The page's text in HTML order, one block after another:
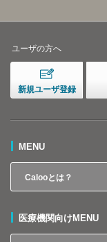
ユーザの方へ
新規ユーザ登録
MENU
Calooとは？
医療機関向けMENU